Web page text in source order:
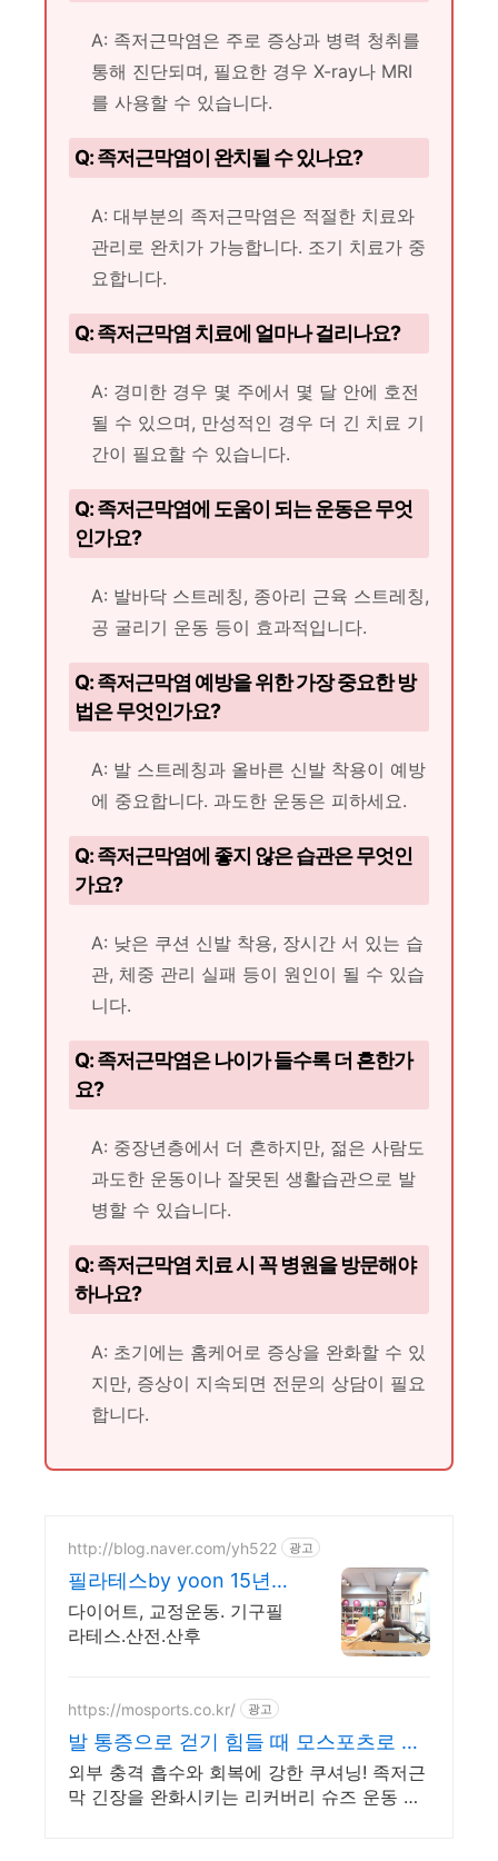
A: 족저근막염은 주로 증상과 병력 청취를
통해 진단되며, 필요한 경우 X-ray나 MRI
를 사용할 수 있습니다.
Q: 족저근막염이 완치될 수 있나요?
A: 대부분의 족저근막염은 적절한 치료와
관리로 완치가 가능합니다. 조기 치료가 중
요합니다.
Q: 족저근막염 치료에 얼마나 걸리나요?
A: 경미한 경우 몇 주에서 몇 달 안에 호전
될 수 있으며, 만성적인 경우 더 긴 치료 기
간이 필요할 수 있습니다.
Q: 족저근막염에 도움이 되는 운동은 무엇
인가요?
A: 발바닥 스트레칭, 종아리 근육 스트레칭,
공 굴리기 운동 등이 효과적입니다.
Q: 족저근막염 예방을 위한 가장 중요한 방
법은 무엇인가요?
A: 발 스트레칭과 올바른 신발 착용이 예방
에 중요합니다. 과도한 운동은 피하세요.
Q: 족저근막염에 좋지 않은 습관은 무엇인
가요?
A: 낮은 쿠션 신발 착용, 장시간 서 있는 습
관, 체중 관리 실패 등이 원인이 될 수 있습
니다.
Q: 족저근막염은 나이가 들수록 더 흔한가
요?
A: 중장년층에서 더 흔하지만, 젊은 사람도
과도한 운동이나 잘못된 생활습관으로 발
병할 수 있습니다.
Q: 족저근막염 치료 시 꼭 병원을 방문해야
하나요?
A: 초기에는 홈케어로 증상을 완화할 수 있
지만, 증상이 지속되면 전문의 상담이 필요
합니다.
http://blog.naver.com/yh522 광고
필라테스by yoon 15년이
상티칭경력 원장직강
다이어트, 교정운동. 기구필
라테스.산전.산후
https://mosports.co.kr/ 광고
발 통증으로 걷기 힘들 때 모스포츠로 발
건강 회복
외부 충격 흡수와 회복에 강한 쿠셔닝! 족저근
막 긴장을 완화시키는 리커버리 슈즈 운동 선